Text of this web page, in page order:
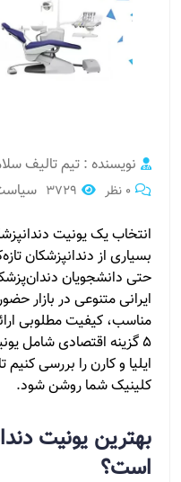
نویسنده : تیم تالیف
0 نظر
3729
انتخاب یک یونیت
بسیاری از دندانپزشکان
حتی دانشجویان
ایرانی متنوعی در بازار
مناسب، کیفیت مطلوبی
۵ گزینه اقتصادی شامل
ایلیا و کارن را بررسی
کلینیک شما روشن شود.
بهترین یونیت
است؟